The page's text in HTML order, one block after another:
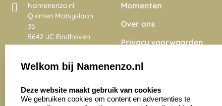
Namenenzo.nl
Quinten Matsyslaan
35
5642 JC Eindhoven
Nederland
4028 beoordelingen
Momenten
Over ons
Privacy voorwaarden
Onze vacatures
Welkom bij Namenenzo.nl
Deze website maakt gebruik van cookies
We gebruiken cookies om content en advertenties te